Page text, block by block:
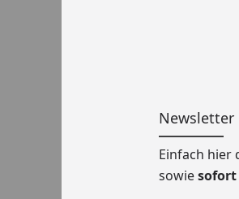
Newsletter
Einfach hier
sowiesofort